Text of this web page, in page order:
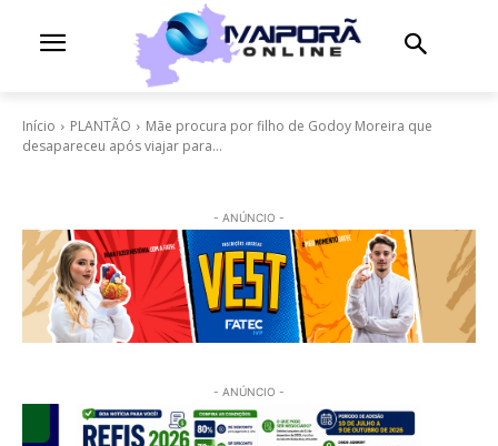
Início PLANTÃO
Mãe procura por filho de Godoy Moreira que
desapareceu após viajar para...
- ANÚNCIO -
- ANÚNCIO -